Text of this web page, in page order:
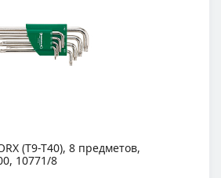
(T9-T40), 8 предметов,
10771/8